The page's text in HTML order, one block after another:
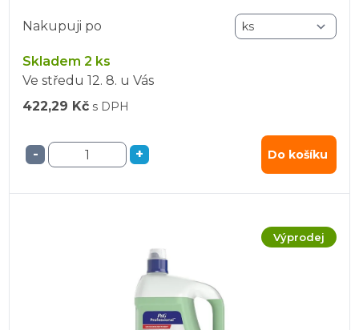
Nakupuji po
Skladem 2 ks
Ve středu 12. 8. u Vás
422,29 Kč s DPH
- + Do košíku
Výprodej